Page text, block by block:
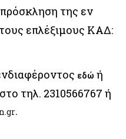
της εν
επλέξιμους ΚΑΔ:
εδώ ή
τηλ. 2310566767 ή
.